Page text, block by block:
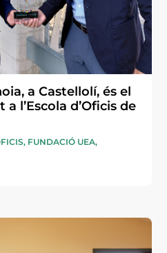
a Castellolí, és el
l’Escola d’Oficis de
, FUNDACIÓ UEA,